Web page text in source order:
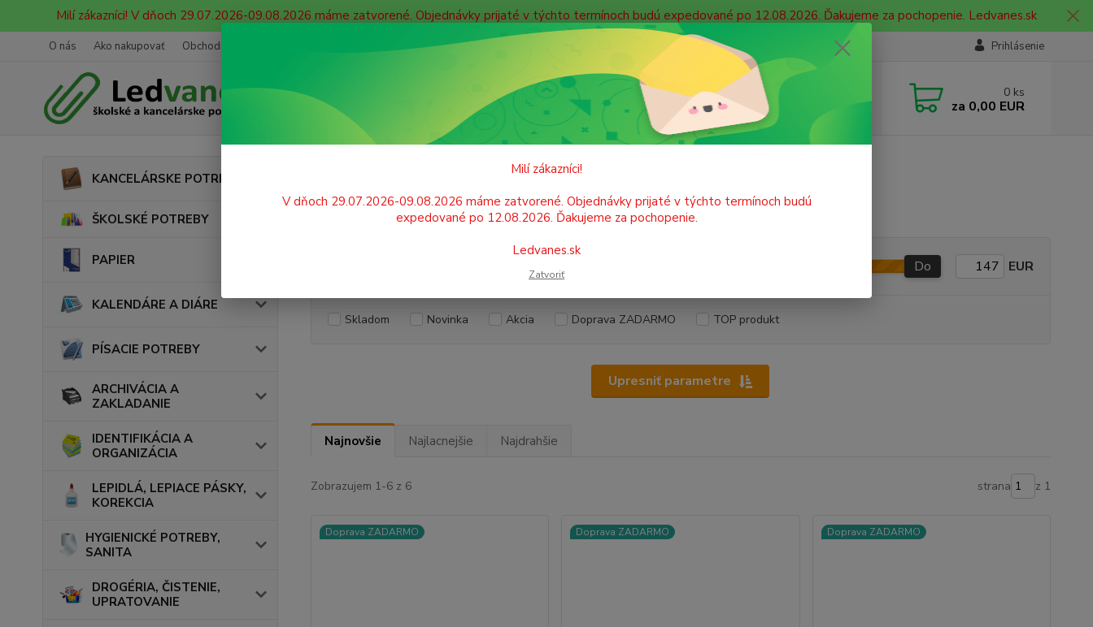
Milí zákazníci! V dňoch 29.07.2026-09.08.2026 máme zatvorené. Objednávky prijaté v týchto termínoch budú expedované po 12.08.2026. Ďakujeme za pochopenie. Ledvanes.sk
O nás Ako nakupovať Obchodné podmienky Ochrana osobných údajov Doprava Prihlásenie
Hľadať
Neviete si rady? Zavolajte.
+421 908 755 958
Po. - Pia. od 9:00 hod. - 16:00 hod.
0 ks
za 0,00 EUR
KANCELÁRSKE POTREBY
ŠKOLSKÉ POTREBY
PAPIER
KALENDÁRE A DIÁRE
PÍSACIE POTREBY
ARCHIVÁCIA A
ZAKLADANIE
IDENTIFIKÁCIA A
ORGANIZÁCIA
LEPIDLÁ, LEPIACE PÁSKY,
KOREKCIA
HYGIENICKÉ POTREBY,
SANITA
DROGÉRIA, ČISTENIE,
UPRATOVANIE
Etiketovanie
Etiketovacie kliešte
Upresniť parametre
Do EUR
Skladom Novinka Akcia Doprava ZADARMO TOP produkt
Najnovšie Najlacnejšie Najdrahšie
Zobrazujem 1-6 z 6 strana z 1
Doprava ZADARMO Doprava ZADARMO Doprava ZADARMO
Milí zákazníci!
V dňoch 29.07.2026-09.08.2026 máme zatvorené. Objednávky prijaté v týchto termínoch budú
expedované po 12.08.2026. Ďakujeme za pochopenie.
Ledvanes.sk
Zatvoriť